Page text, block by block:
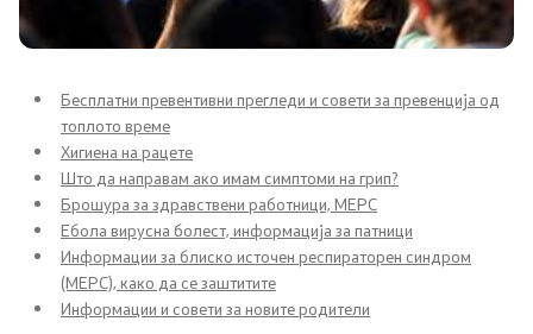
Сектори
Органи во состав
Организација и систематизација
Органограм
Кодекс за административни службеници
Бесплатни превентивни прегледи и совети за превенција од
топлото време
Хигиена на рацете
Што да направам ако имам симптоми на грип?
Брошура за здравствени работници, МЕРС
Ебола вирусна болест, информација за патници
Информации за блиско источен респираторен синдром
(МЕРС), како да се заштитите
Информации и совети за новите родители